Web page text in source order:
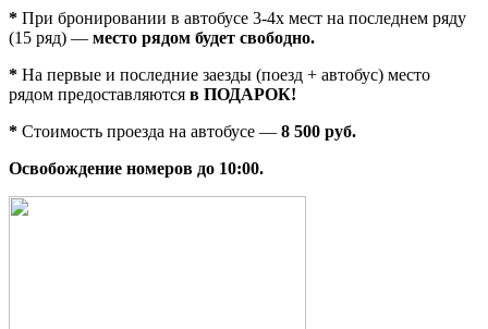
* При бронировании в автобусе 3-4х мест на последнем ряду
(15 ряд) — место рядом будет свободно.
* На первые и последние заезды (поезд + автобус) место
рядом предоставляются в ПОДАРОК!
* Стоимость проезда на автобусе — 8 500 руб.
Освобождение номеров до 10:00.